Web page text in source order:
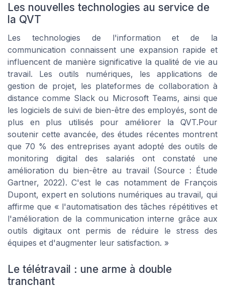
Les nouvelles technologies au service de
la QVT
Les technologies de l'information et de la
communication connaissent une expansion rapide et
influencent de manière significative la qualité de vie au
travail. Les outils numériques, les applications de
gestion de projet, les plateformes de collaboration à
distance comme Slack ou Microsoft Teams, ainsi que
les logiciels de suivi de bien-être des employés, sont de
plus en plus utilisés pour améliorer la QVT.Pour
soutenir cette avancée, des études récentes montrent
que 70 % des entreprises ayant adopté des outils de
monitoring digital des salariés ont constaté une
amélioration du bien-être au travail (Source : Étude
Gartner, 2022). C'est le cas notamment de François
Dupont, expert en solutions numériques au travail, qui
affirme que « l'automatisation des tâches répétitives et
l'amélioration de la communication interne grâce aux
outils digitaux ont permis de réduire le stress des
équipes et d'augmenter leur satisfaction. »
Le télétravail : une arme à double
tranchant